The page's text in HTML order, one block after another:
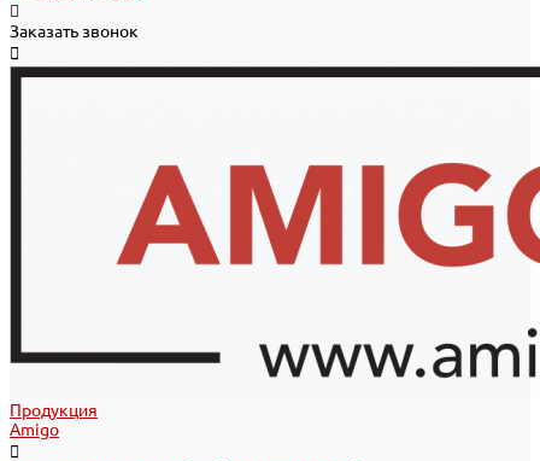
Заказать звонок
Продукция
Amigo